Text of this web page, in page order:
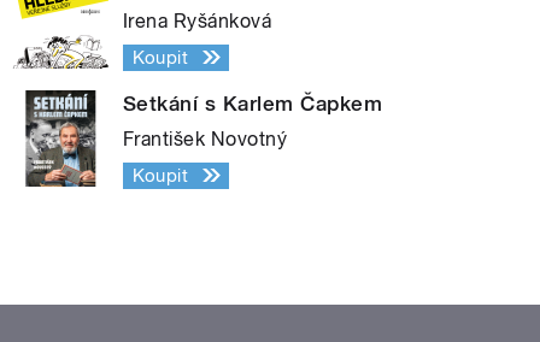
Irena Ryšánková
Koupit
Setkání s Karlem Čapkem
František Novotný
Koupit